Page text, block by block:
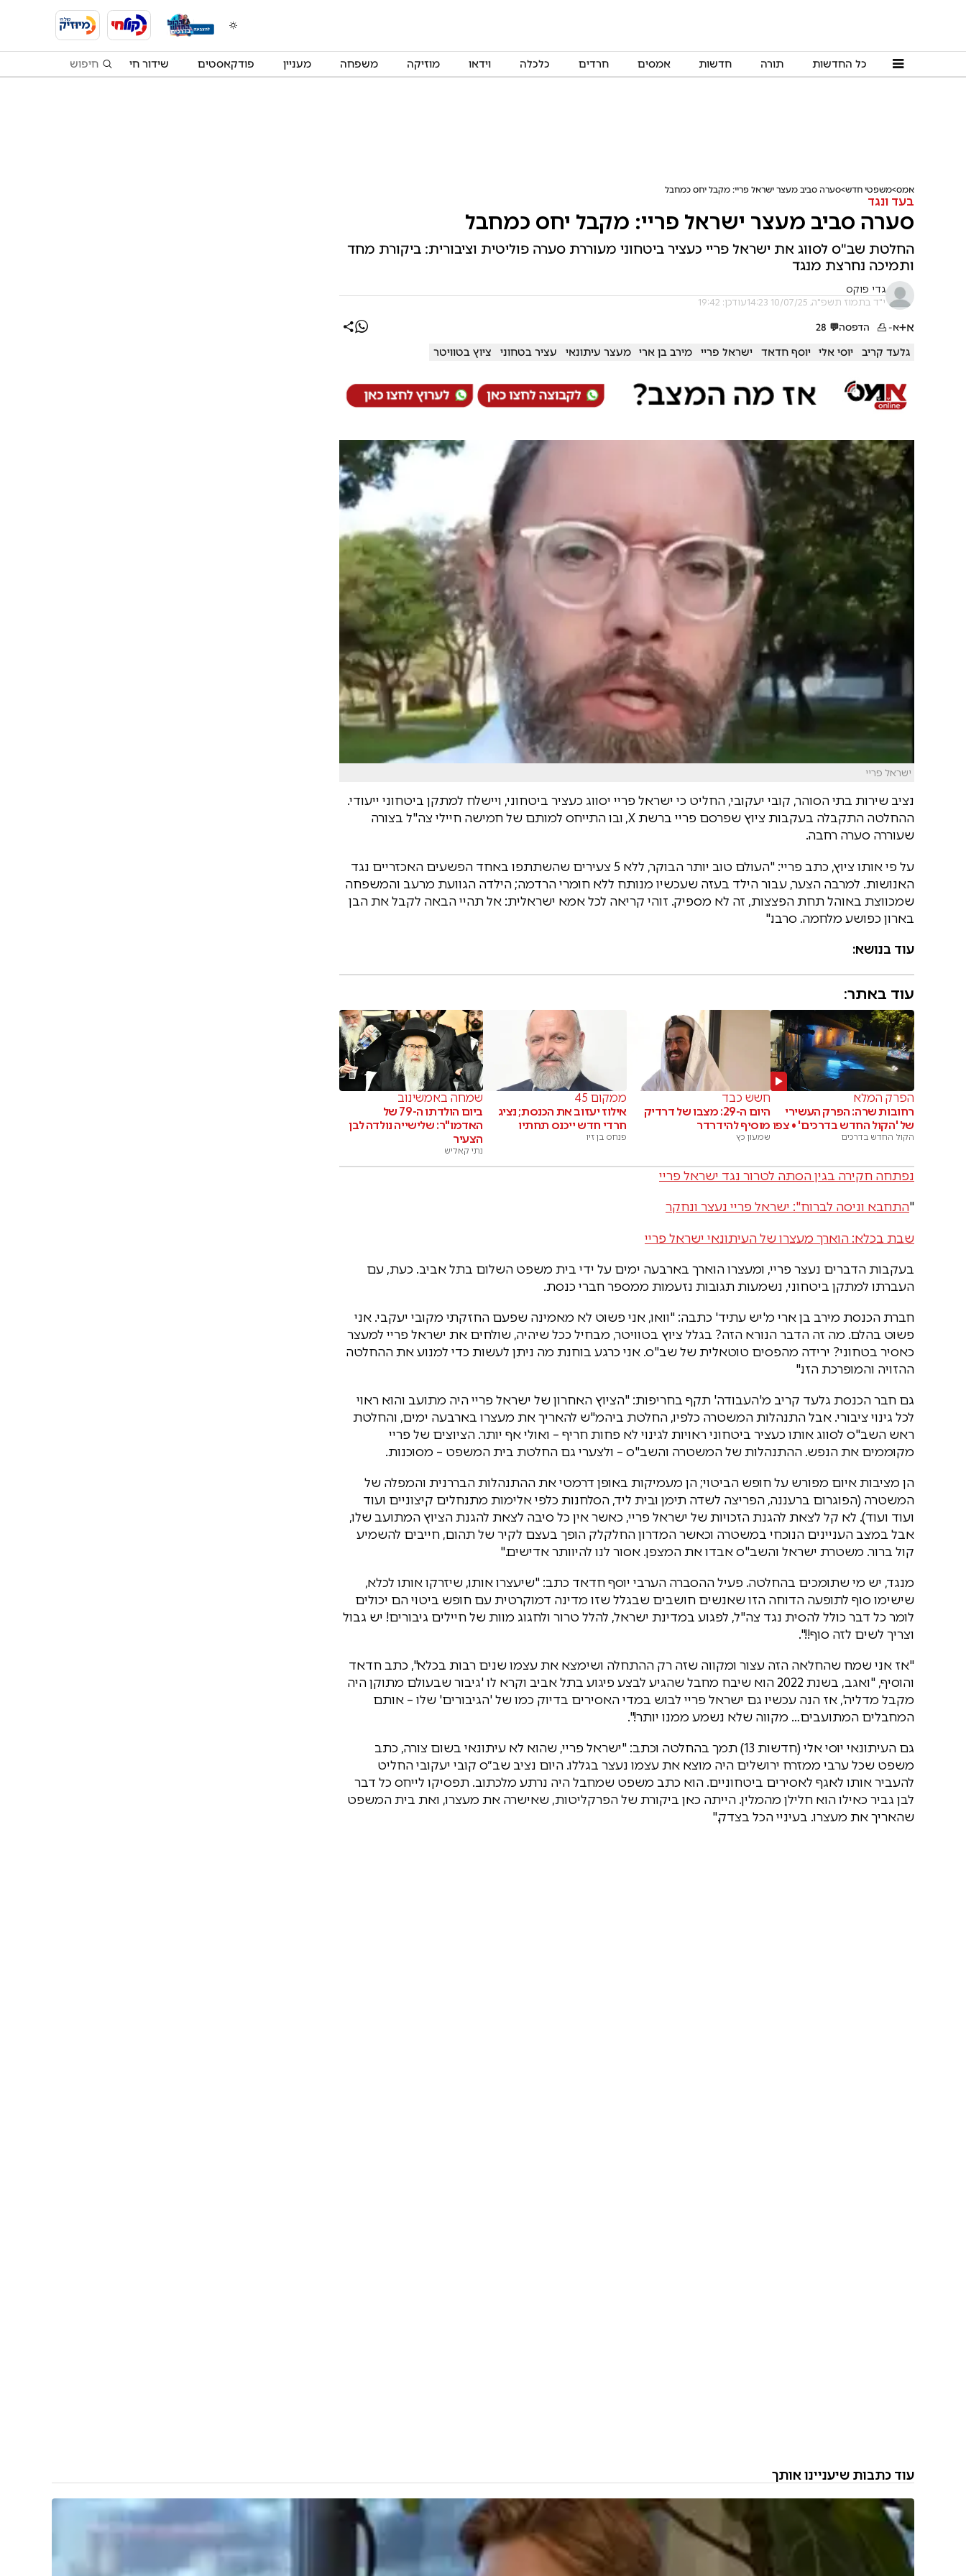
כל החדשות תורה חדשות אמסים חרדים כלכלה וידאו מוזיקה משפחה מעניין פודקאסטים שידור חי
אמס משפטי חדש סערה סביב מעצר ישראל פריי: מקבל יחס כמחבל
בעד ונגד
סערה סביב מעצר ישראל פריי: מקבל יחס כמחבל
החלטת שב"ס לסווג את ישראל פריי כעציר ביטחוני מעוררת סערה פוליטית וציבורית: ביקורת מחד
ותמיכה נחרצת מנגד
גדי פוקס
י"ד בתמוז תשפ"ה, 10/07/25 14:23 עודכן: 19:42
א+א- הדפסה💬
28
גלעד קריב יוסי אלי יוסף חדאד ישראל פריי מירב בן ארי מעצר עיתונאי עציר בטחוני ציוץ בטוויטר
ישראל פריי
נציב שירות בתי הסוהר, קובי יעקובי, החליט כי ישראל פריי יסווג כעציר ביטחוני, ויישלח למתקן ביטחוני ייעודי.
ההחלטה התקבלה בעקבות ציוץ שפרסם פריי ברשת X, ובו התייחס למותם של חמישה חיילי צה"ל בצורה
שעוררה סערה רחבה.
על פי אותו ציוץ, כתב פריי: "העולם טוב יותר הבוקר, ללא 5 צעירים שהשתתפו באחד הפשעים האכזריים נגד
האנושות. למרבה הצער, עבור הילד בעזה שעכשיו מנותח ללא חומרי הרדמה; הילדה הגוועת מרעב והמשפחה
שמכווצת באוהל תחת הפצצות, זה לא מספיק. זוהי קריאה לכל אמא ישראלית: אל תהיי הבאה לקבל את הבן
בארון כפושע מלחמה. סרבו."
עוד בנושא:
עוד באתר:
הפרק המלא
רחובות שרה: הפרק העשירי
של 'הקול החדש בדרכים' • צפו
הקול החדש בדרכים
חשש כבד
היום ה-29: מצבו של דרדיק
מוסיף להידרדר
שמעון כץ
ממקום 45
אילוז יעזוב את הכנסת; נציג
חרדי חדש ייכנס תחתיו
פנחס בן זיו
שמחה באמשינוב
ביום הולדתו ה-79 של
האדמו"ר: שלישייה נולדה לבן
הצעיר
נתי קאליש
נפתחה חקירה בגין הסתה לטרור נגד ישראל פריי
"התחבא וניסה לברוח": ישראל פריי נעצר ונחקר
שבת בכלא: הוארך מעצרו של העיתונאי ישראל פריי
בעקבות הדברים נעצר פריי, ומעצרו הוארך בארבעה ימים על ידי בית משפט השלום בתל אביב. כעת, עם
העברתו למתקן ביטחוני, נשמעות תגובות נזעמות ממספר חברי כנסת.
חברת הכנסת מירב בן ארי מ'יש עתיד' כתבה: "וואו, אני פשוט לא מאמינה שפעם החזקתי מקובי יעקבי. אני
פשוט בהלם. מה זה הדבר הנורא הזה? בגלל ציוץ בטוויטר, מבחיל ככל שיהיה, שולחים את ישראל פריי למעצר
כאסיר בטחוני? ירידה מהפסים טוטאלית של שב"ס. אני כרגע בוחנת מה ניתן לעשות כדי למנוע את ההחלטה
ההזויה והמופרכת הזו."
גם חבר הכנסת גלעד קריב מ'העבודה' תקף בחריפות: "הציוץ האחרון של ישראל פריי היה מתועב והוא ראוי
לכל גינוי ציבורי. אבל התנהלות המשטרה כלפיו, החלטת ביהמ"ש להאריך את מעצרו בארבעה ימים, והחלטת
ראש השב"ס לסווג אותו כעציר ביטחוני ראויות לגינוי לא פחות חריף – ואולי אף יותר. הציוצים של פריי
מקוממים את הנפש. ההתנהלות של המשטרה והשב"ס – ולצערי גם החלטת בית המשפט – מסוכנות.
הן מציבות איום מפורש על חופש הביטוי; הן מעמיקות באופן דרמטי את ההתנהלות הבררנית והמפלה של
המשטרה (הפוגרום ברעננה, הפריצה לשדה תימן ובית ליד, הסלחנות כלפי אלימות מתנחלים קיצוניים ועוד
ועוד ועוד). לא קל לצאת להגנת הזכויות של ישראל פריי, כאשר אין כל סיבה לצאת להגנת הציוץ המתועב שלו,
אבל במצב העניינים הנוכחי במשטרה וכאשר המדרון החלקלק הופך בעצם לקיר של תהום, חייבים להשמיע
קול ברור. משטרת ישראל והשב"ס אבדו את המצפן. אסור לנו להיוותר אדישים."
מנגד, יש מי שתומכים בהחלטה. פעיל ההסברה הערבי יוסף חדאד כתב: "שיעצרו אותו, שיזרקו אותו לכלא,
שישימו סוף לתופעה הדוחה הזו שאנשים חושבים שבגלל שזו מדינה דמוקרטית עם חופש ביטוי הם יכולים
לומר כל דבר כולל להסית נגד צה"ל, לפגוע במדינת ישראל, להלל טרור ולחגוג מוות של חיילים גיבורים! יש גבול
וצריך לשים לזה סוף!!".
"אז אני שמח שהחלאה הזה עצור ומקווה שזה רק ההתחלה ושימצא את עצמו שנים רבות בכלא", כתב חדאד
והוסיף, "ואגב, בשנת 2022 הוא שיבח מחבל שהגיע לבצע פיגוע בתל אביב וקרא לו 'גיבור שבעולם מתוקן היה
מקבל מדליה', אז הנה עכשיו גם ישראל פריי לבוש במדי האסירים בדיוק כמו של 'הגיבורים' שלו – אותם
המחבלים המתועבים… מקווה שלא נשמע ממנו יותר!".
גם העיתונאי יוסי אלי (חדשות 13) תמך בהחלטה וכתב: "ישראל פריי, שהוא לא עיתונאי בשום צורה, כתב
משפט שכל ערבי ממזרח ירושלים היה מוצא את עצמו נעצר בגללו. היום נציב שב״ס קובי יעקובי החליט
להעביר אותו לאגף לאסירים ביטחוניים. הוא כתב משפט שמחבל היה נרתע מלכתוב. תפסיקו לייחס כל דבר
לבן גביר כאילו הוא חלילן מהמלין. הייתה כאן ביקורת של הפרקליטות, שאישרה את מעצרו, ואת בית המשפט
שהאריך את מעצרו. בעיניי הכל בצדק."
עוד כתבות שיעניינו אותך